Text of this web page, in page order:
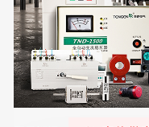
宏伟天